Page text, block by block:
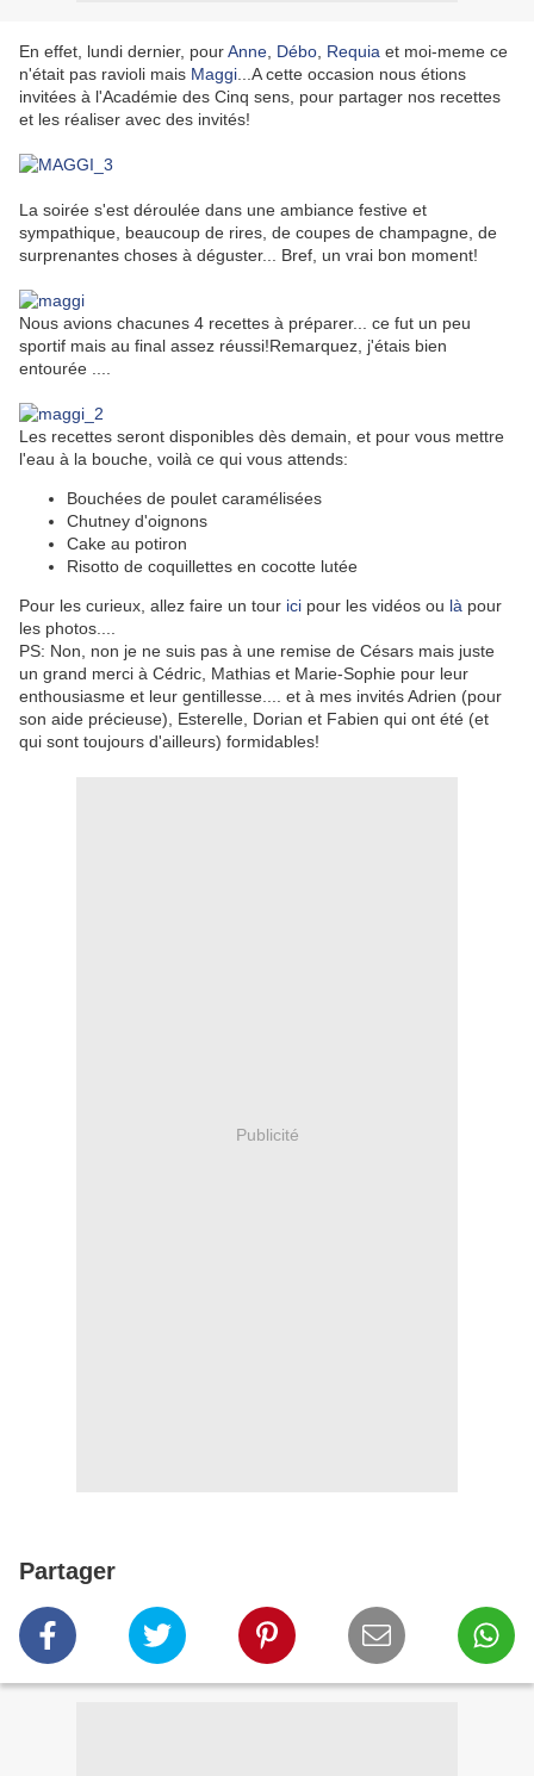
En effet, lundi dernier, pourAnne Débo Requia et moi-meme ce
n'était pas ravioli mais Maggi ...A cette occasion nous étions
invitées à l'Académie des Cinq sens, pour partager nos recettes
et les réaliser avec des invités!
La soirée s'est déroulée dans une ambiance festive et
sympathique, beaucoup de rires, de coupes de champagne, de
surprenantes choses à déguster... Bref, un vrai bon moment!
Nous avions chacunes 4 recettes à préparer... ce fut un peu
sportif mais au final assez réussi!Remarquez, j'étais bien
entourée ....
Les recettes seront disponibles dès demain, et pour vous mettre
l'eau à la bouche, voilà ce qui vous attends:
Bouchées de poulet caramélisées
Chutney d'oignons
Cake au potiron
Risotto de coquillettes en cocotte lutée
Pour les curieux, allez faire un tour ici pour les vidéos ou là pour
les photos....
PS: Non, non je ne suis pas à une remise de Césars mais juste
un grand merci à Cédric, Mathias et Marie-Sophie pour leur
enthousiasme et leur gentillesse.... et à mes invités Adrien (pour
son aide précieuse), Esterelle, Dorian et Fabien qui ont été (et
qui sont toujours d'ailleurs) formidables!
Publicité
Partager